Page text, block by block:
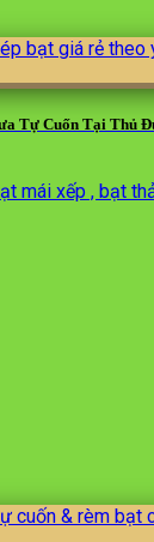
Tự Cuốn Tại Thủ
mái xếp , bạt